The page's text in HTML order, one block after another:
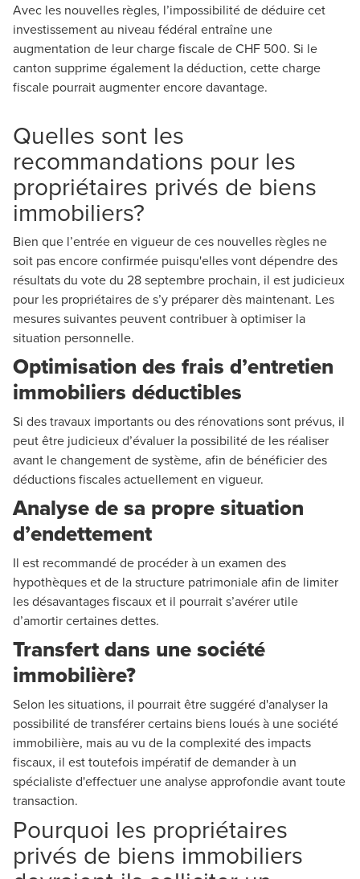
Avec les nouvelles règles, l’impossibilité de déduire cet
investissement au niveau fédéral entraîne une
augmentation de leur charge fiscale de CHF 500. Si le
canton supprime également la déduction, cette charge
fiscale pourrait augmenter encore davantage.
Quelles sont les
recommandations pour les
propriétaires privés de biens
immobiliers?
Bien que l’entrée en vigueur de ces nouvelles règles ne
soit pas encore confirmée puisqu'elles vont dépendre des
résultats du vote du 28 septembre prochain, il est judicieux
pour les propriétaires de s’y préparer dès maintenant. Les
mesures suivantes peuvent contribuer à optimiser la
situation personnelle.
Optimisation des frais d’entretien
immobiliers déductibles
Si des travaux importants ou des rénovations sont prévus, il
peut être judicieux d’évaluer la possibilité de les réaliser
avant le changement de système, afin de bénéficier des
déductions fiscales actuellement en vigueur.
Analyse de sa propre situation
d’endettement
Il est recommandé de procéder à un examen des
hypothèques et de la structure patrimoniale afin de limiter
les désavantages fiscaux et il pourrait s’avérer utile
d’amortir certaines dettes.
Transfert dans une société
immobilière?
Selon les situations, il pourrait être suggéré d'analyser la
possibilité de transférer certains biens loués à une société
immobilière, mais au vu de la complexité des impacts
fiscaux, il est toutefois impératif de demander à un
spécialiste d'effectuer une analyse approfondie avant toute
transaction.
Pourquoi les propriétaires
privés de biens immobiliers